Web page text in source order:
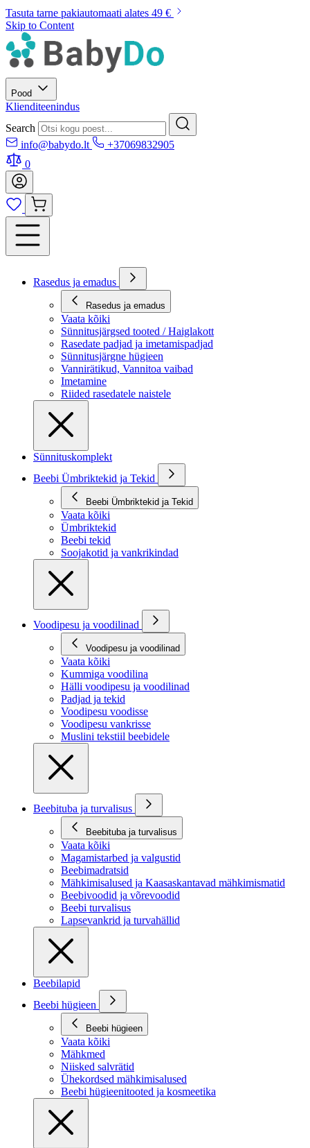
Tasuta tarne pakiautomaati alates 49 €
Skip to Content
Pood
Klienditeenindus
Search
info@babydo.lt
+37069832905
0
Rasedus ja emadus
Rasedus ja emadus
Vaata kõiki
Sünnitusjärgsed tooted / Haiglakott
Rasedate padjad ja imetamispadjad
Sünnitusjärgne hügieen
Vannirätikud, Vannitoa vaibad
Imetamine
Riided rasedatele naistele
Sünnituskomplekt
Beebi Ümbriktekid ja Tekid
Beebi Ümbriktekid ja Tekid
Vaata kõiki
Ümbriktekid
Beebi tekid
Soojakotid ja vankrikindad
Voodipesu ja voodilinad
Voodipesu ja voodilinad
Vaata kõiki
Kummiga voodilina
Hälli voodipesu ja voodilinad
Padjad ja tekid
Voodipesu voodisse
Voodipesu vankrisse
Muslini tekstiil beebidele
Beebituba ja turvalisus
Beebituba ja turvalisus
Vaata kõiki
Magamistarbed ja valgustid
Beebimadratsid
Mähkimisalused ja Kaasaskantavad mähkimismatid
Beebivoodid ja võrevoodid
Beebi turvalisus
Lapsevankrid ja turvahällid
Beebilapid
Beebi hügieen
Beebi hügieen
Vaata kõiki
Mähkmed
Niisked salvrätid
Ühekordsed mähkimisalused
Beebi hügieenitooted ja kosmeetika